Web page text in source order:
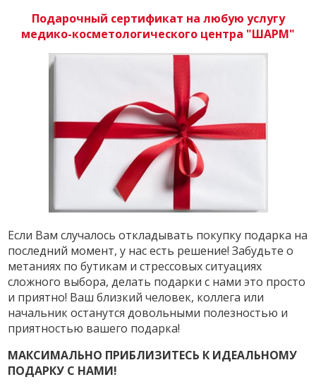
Подарочный сертификат на любую услугу
медико-косметологического центра "ШАРМ"
Если Вам случалось откладывать покупку подарка на
последний момент, у нас есть решение! Забудьте о
метаниях по бутикам и стрессовых ситуациях
сложного выбора, делать подарки с нами это просто
и приятно! Ваш близкий человек, коллега или
начальник останутся довольными полезностью и
приятностью вашего подарка!
МАКСИМАЛЬНО ПРИБЛИЗИТЕСЬ К ИДЕАЛЬНОМУ
ПОДАРКУ С НАМИ!